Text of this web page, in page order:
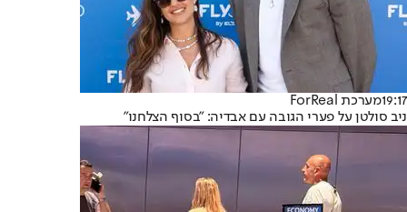
19:17מערכת ForReal
ניב סולטן על פערי הגובה עם אבדיה: "בסוף הצלחנו"